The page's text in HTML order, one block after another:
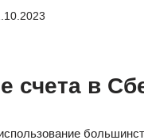
счета в